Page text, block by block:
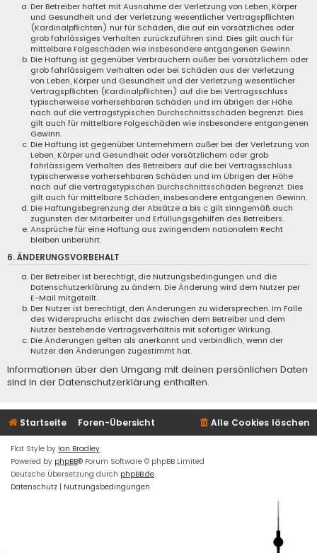
Der Betreiber haftet mit Ausnahme der Verletzung von Leben, Körper
und Gesundheit und der Verletzung wesentlicher Vertragspflichten
(Kardinalpflichten) nur für Schäden, die auf ein vorsätzliches oder
grob fahrlässiges Verhalten zurückzuführen sind. Dies gilt auch für
mittelbare Folgeschäden wie insbesondere entgangenen Gewinn.
Die Haftung ist gegenüber Verbrauchern außer bei vorsätzlichem oder
grob fahrlässigem Verhalten oder bei Schäden aus der Verletzung
von Leben, Körper und Gesundheit und der Verletzung wesentlicher
Vertragspflichten (Kardinalpflichten) auf die bei Vertragsschluss
typischerweise vorhersehbaren Schäden und im übrigen der Höhe
nach auf die vertragstypischen Durchschnittsschäden begrenzt. Dies
gilt auch für mittelbare Folgeschäden wie insbesondere entgangenen
Gewinn.
Die Haftung ist gegenüber Unternehmern außer bei der Verletzung von
Leben, Körper und Gesundheit oder vorsätzlichem oder grob
fahrlässigem Verhalten des Betreibers auf die bei Vertragsschluss
typischerweise vorhersehbaren Schäden und im Übrigen der Höhe
nach auf die vertragstypischen Durchschnittsschäden begrenzt. Dies
gilt auch für mittelbare Schäden, insbesondere entgangenen Gewinn.
Die Haftungsbegrenzung der Absätze a bis c gilt sinngemäß auch
zugunsten der Mitarbeiter und Erfüllungsgehilfen des Betreibers.
Ansprüche für eine Haftung aus zwingendem nationalem Recht
bleiben unberührt.
6. ÄNDERUNGSVORBEHALT
Der Betreiber ist berechtigt, die Nutzungsbedingungen und die
Datenschutzerklärung zu ändern. Die Änderung wird dem Nutzer per
E-Mail mitgeteilt.
Der Nutzer ist berechtigt, den Änderungen zu widersprechen. Im Falle
des Widerspruchs erlischt das zwischen dem Betreiber und dem
Nutzer bestehende Vertragsverhältnis mit sofortiger Wirkung.
Die Änderungen gelten als anerkannt und verbindlich, wenn der
Nutzer den Änderungen zugestimmt hat.
Informationen über den Umgang mit deinen persönlichen Daten
sind in der Datenschutzerklärung enthalten.
Startseite Foren-Übersicht Alle Cookies löschen
Flat Style by Ian Bradley
Powered by phpBB® Forum Software © phpBB Limited
Deutsche Übersetzung durch phpBB.de
Datenschutz | Nutzungsbedingungen